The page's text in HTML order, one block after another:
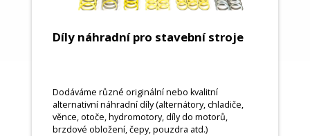
Díly náhradní pro stavební stroje
Dodáváme různé originální nebo kvalitní
alternativní náhradní díly (alternátory, chladiče,
věnce, otoče, hydromotory, díly do motorů,
brzdové obložení, čepy, pouzdra atd.)